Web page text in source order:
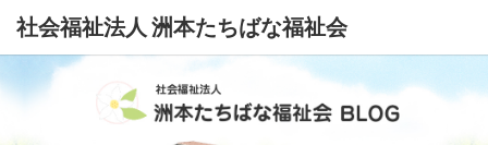
社会福祉法人 洲本たちばな福祉会